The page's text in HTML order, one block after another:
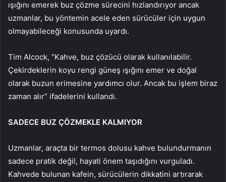
ışığını emerek buz çözme sürecini hızlandırıyor ancak
uzmanlar, bu yöntemin acele eden sürücüler için uygun
olmayabileceği konusunda uyardı.
Tim Alcock, “Kahve, buz çözücü olarak kullanılabilir.
Çekirdeklerin koyu rengi güneş ışığını emer ve doğal
olarak buzun erimesine yardımcı olur. Ancak bu işlem biraz
zaman alır” ifadelerini kullandı.
SADECE BUZ ÇÖZMEKLE KALMIYOR
Uzmanlar, araçta bir termos dolusu kahve bulundurmanın
sadece pratik değil, hayati önem taşıdığını vurguladı.
Kahvede bulunan kafein, sürücülerin dikkatini artırarak